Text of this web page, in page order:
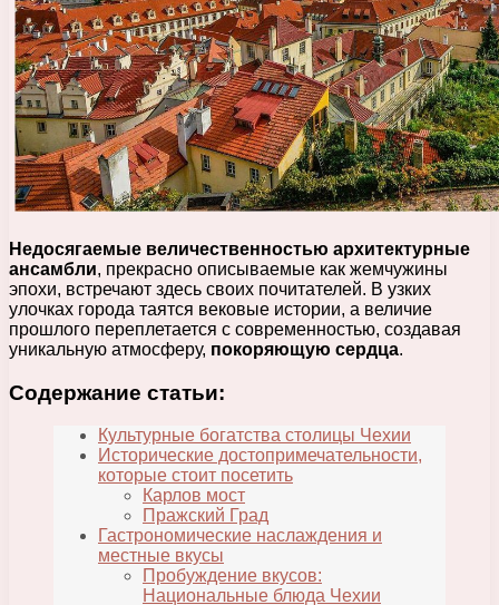
Недосягаемые величественностью архитектурные
ансамбли, прекрасно описываемые как жемчужины
эпохи, встречают здесь своих почитателей. В узких
улочках города таятся вековые истории, а величие
прошлого переплетается с современностью, создавая
уникальную атмосферу, покоряющую сердца.
Содержание статьи:
Культурные богатства столицы Чехии
Исторические достопримечательности,
которые стоит посетить
Карлов мост
Пражский Град
Гастрономические наслаждения и
местные вкусы
Пробуждение вкусов:
Национальные блюда Чехии